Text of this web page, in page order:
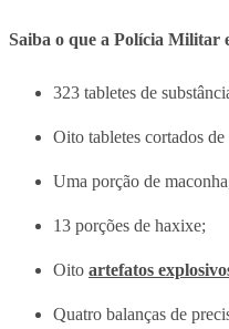
Saiba o que a Polícia Militar
323 tabletes de
Oito tabletes cortados de
Uma porção de
13 porções de haxixe;
Oito artefatos
Quatro balanças de